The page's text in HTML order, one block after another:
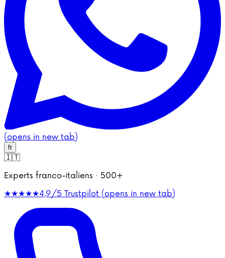
(opens in new tab)
fr
🇮🇹
Experts franco-italiens · 500+
★★★★★4,9/5 Trustpilot (opens in new tab)